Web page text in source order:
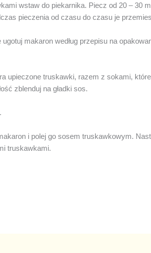
wstaw do piekarnika. Piecz od 20 – 30
pieczenia od czasu do czasu je
makaron według przepisu na
upieczone truskawki, razem z sokami,
zblenduj na gładki sos.
i polej go sosem truskawkowym.
truskawkami.